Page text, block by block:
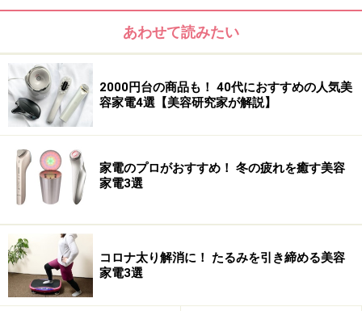
とはいえ、ブラシでゴシゴシ洗ったら肌にダメージを与
えてしまうのでは？と思ってしまいますよね。実はガイ
ドも、最初はそれが気になっていました。でも実際は、
ほとんどの機種のブラシが非常にやわらかい素材ででき
ているので、肌への当たりもとってもソフト。むしろ
「こんなに優しくてもちゃんと洗えるんだ」と、今まで
の洗い方を反省させられるくらいです。
ただし何でもやり過ぎは禁物。電動洗顔ブラシも、長時
間使ったり、1日に何度も使うとお肌に負担がかかって
いまいますので、決められた時間と回数は守りましょ
う。ちなみに長時間の使用を防ぐため、一定時間洗顔す
あわせて読みたい
2000円台の商品も！ 40代におすすめの人気美
容家電4選【美容研究家が解説】
家電のプロがおすすめ！ 冬の疲れを癒す美容
家電3選
コロナ太り解消に！ たるみを引き締める美容
家電3選